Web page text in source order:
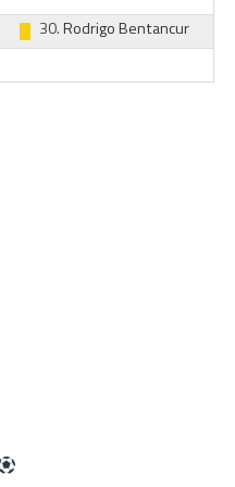
30.Rodrigo Bentancur